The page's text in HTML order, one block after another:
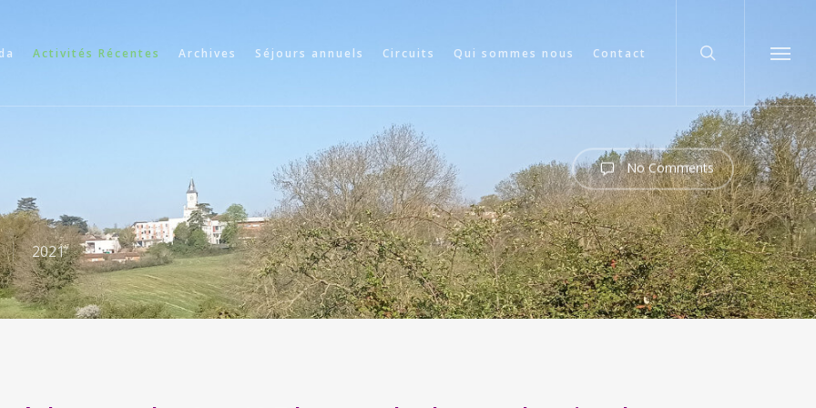
Activités Récentes Archives Séjours annuels Circuits Qui sommes nous Contact Menu
2021
No Comments